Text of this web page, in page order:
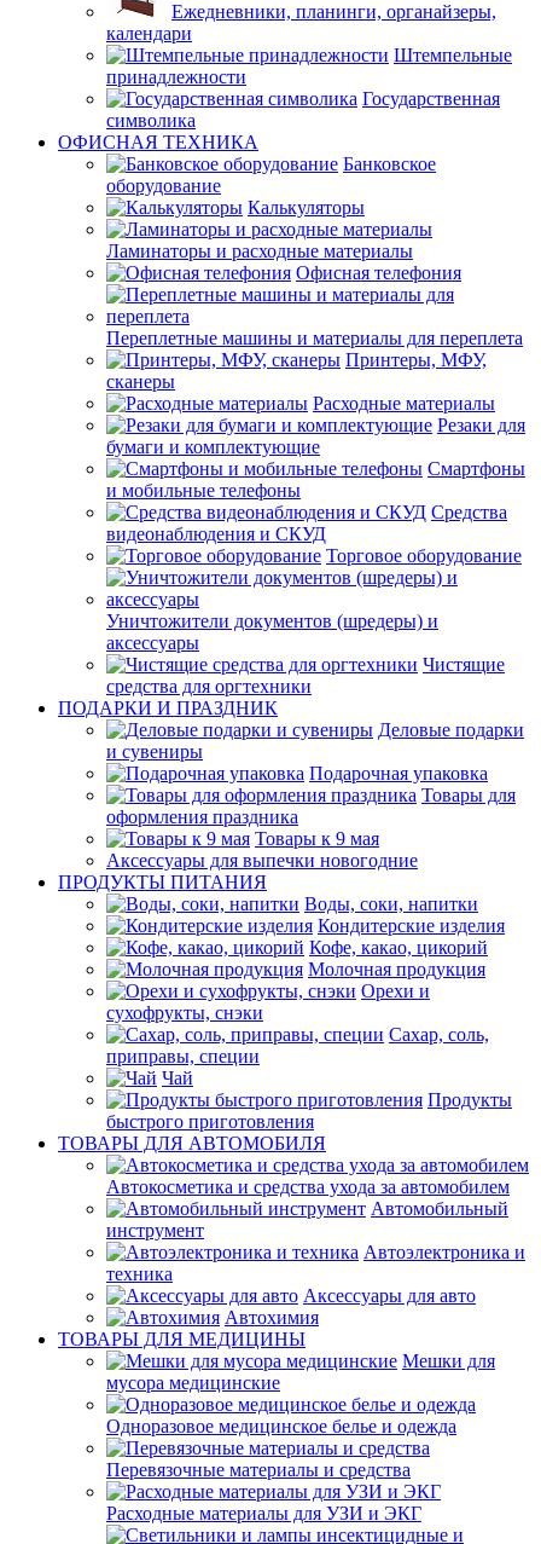
Ежедневники, планинги, органайзеры,
календари
Штемпельные
принадлежности
Государственная
символика
ОФИСНАЯ ТЕХНИКА
Банковское
оборудование
Калькуляторы
Ламинаторы и расходные материалы
Офисная телефония
Переплетные машины и материалы для переплета
Принтеры, МФУ,
сканеры
Расходные материалы
Резаки для
бумаги и комплектующие
Смартфоны
и мобильные телефоны
Средства
видеонаблюдения и СКУД
Торговое оборудование
Уничтожители документов (шредеры) и
аксессуары
Чистящие
средства для оргтехники
ПОДАРКИ И ПРАЗДНИК
Деловые подарки
и сувениры
Подарочная упаковка
Товары для
оформления праздника
Товары к 9 мая
Аксессуары для выпечки новогодние
ПРОДУКТЫ ПИТАНИЯ
Воды, соки, напитки
Кондитерские изделия
Кофе, какао, цикорий
Молочная продукция
Орехи и
сухофрукты, снэки
Сахар, соль,
приправы, специи
Чай
Продукты
быстрого приготовления
ТОВАРЫ ДЛЯ АВТОМОБИЛЯ
Автокосметика и средства ухода за автомобилем
Автомобильный
инструмент
Автоэлектроника и
техника
Аксессуары для авто
Автохимия
ТОВАРЫ ДЛЯ МЕДИЦИНЫ
Мешки для
мусора медицинские
Одноразовое медицинское белье и одежда
Перевязочные материалы и средства
Расходные материалы для УЗИ и ЭКГ